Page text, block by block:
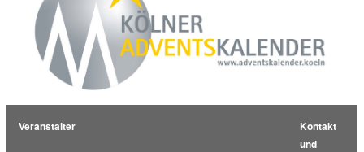
Veranstalter
Kontakt
und